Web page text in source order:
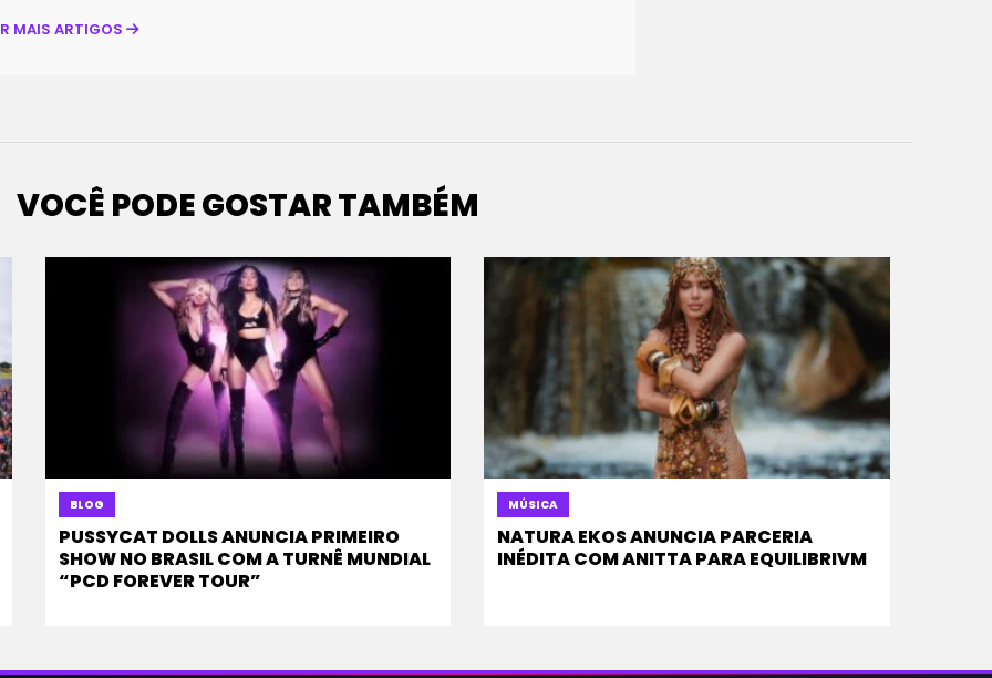
MAIS ARTIGOS
VOCÊ PODE GOSTAR TAMBÉM
BLOG
PUSSYCAT DOLLS ANUNCIA PRIMEIRO
SHOW NO BRASIL COM A TURNÊ MUNDIAL
“PCD FOREVER TOUR”
MÚSICA
NATURA EKOS ANUNCIA PARCERIA
INÉDITA COM ANITTA PARA EQUILIBRIVM